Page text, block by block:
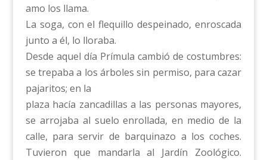
amo los llama.
La soga, con el flequillo despeinado, enroscada
junto a él, lo lloraba.
Desde aquel día Prímula cambió de costumbres:
se trepaba a los árboles sin permiso, para cazar
pajaritos; en la
plaza hacía zancadillas a las personas mayores,
se arrojaba al suelo enrollada, en medio de la
calle, para servir de barquinazo a los coches.
Tuvieron que mandarla al Jardín Zoológico.